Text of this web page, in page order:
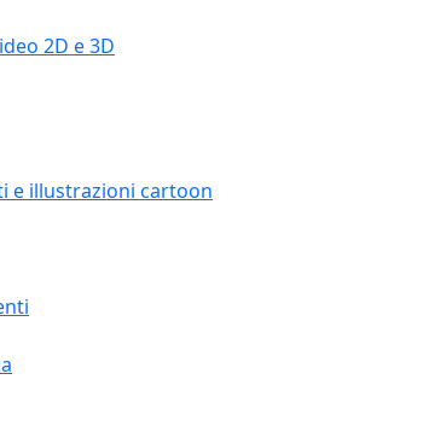
2D e 3D
e illustrazioni cartoon